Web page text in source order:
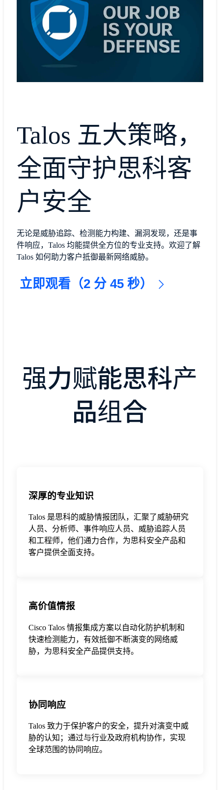
Talos 五大策略，
全面守护思科客
户安全
无论是威胁追踪、检测能力构建、漏洞发现，还是事
件响应，Talos 均能提供全方位的专业支持。欢迎了解
Talos 如何助力客户抵御最新网络威胁。
立即观看（2 分 45 秒）
强力赋能思科产
品组合
深厚的专业知识
Talos 是思科的威胁情报团队，汇聚了威胁研究
人员、分析师、事件响应人员、威胁追踪人员
和工程师，他们通力合作，为思科安全产品和
客户提供全面支持。
高价值情报
Cisco Talos 情报集成方案以自动化防护机制和
快速检测能力，有效抵御不断演变的网络威
胁，为思科安全产品提供支持。
协同响应
Talos 致力于保护客户的安全，提升对演变中威
胁的认知；通过与行业及政府机构协作，实现
全球范围的协同响应。